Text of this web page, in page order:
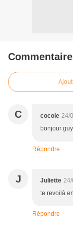
C cocole 24/
bonjour
Répondre
J Juliette
te revoilà
Répondre